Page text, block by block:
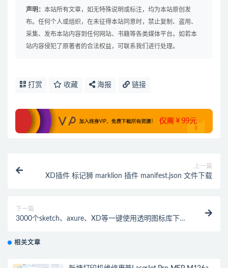
声明： 本站所有文章，如无特殊说明或标注，均为本站原创发
布。任何个人或组织，在未征得本站同意时，禁止复制、盗用、
采集、发布本站内容到任何网站、书籍等各类媒体平台。如若本
站内容侵犯了原著者的合法权益，可联系我们进行处理。
打赏 收藏 海报 链接
上一篇
XD插件 标记狮 marklion 插件 manifest.json 文件下载
下一篇
3000个sketch、axure、XD等一键使用透明图标库下载
相关文章